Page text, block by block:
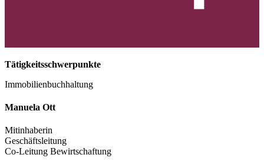
Tätigkeitsschwerpunkte
Immobilienbuchhaltung
Manuela Ott
Mitinhaberin
Geschäftsleitung
Co-Leitung Bewirtschaftung